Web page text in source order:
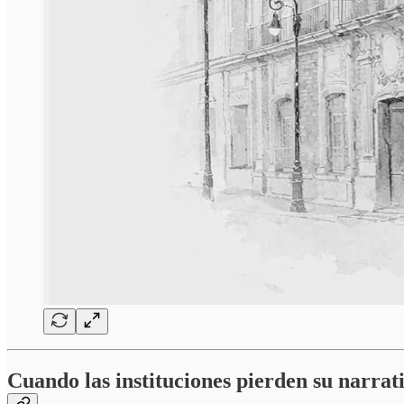
Cuando las instituciones pierden su